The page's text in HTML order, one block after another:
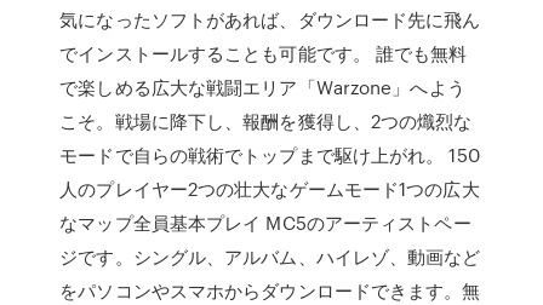
気になったソフトがあれば、ダウンロード先に飛ん
でインストールすることも可能です。 誰でも無料
で楽しめる広大な戦闘エリア「Warzone」へよう
こそ。戦場に降下し、報酬を獲得し、2つの熾烈な
モードで自らの戦術でトップまで駆け上がれ。 150
人のプレイヤー2つの壮大なゲームモード1つの広大
なマップ全員基本プレイ MC5のアーティストペー
ジです。シングル、アルバム、ハイレゾ、動画など
をパソコンやスマホからダウンロードできます。無